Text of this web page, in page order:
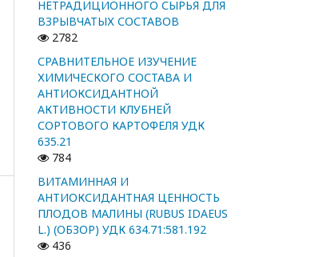
НЕТРАДИЦИОННОГО СЫРЬЯ ДЛЯ
ВЗРЫВЧАТЫХ СОСТАВОВ
2782
СРАВНИТЕЛЬНОЕ ИЗУЧЕНИЕ
ХИМИЧЕСКОГО СОСТАВА И
АНТИОКСИДАНТНОЙ
АКТИВНОСТИ КЛУБНЕЙ
СОРТОВОГО КАРТОФЕЛЯ УДК
635.21
784
ВИТАМИННАЯ И
АНТИОКСИДАНТНАЯ ЦЕННОСТЬ
ПЛОДОВ МАЛИНЫ (RUBUS IDAEUS
L.) (ОБЗОР) УДК 634.71:581.192
436